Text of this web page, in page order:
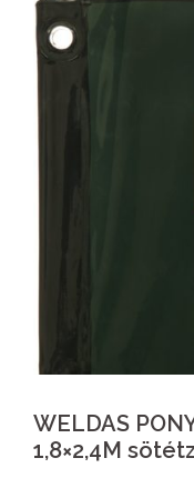
WELDAS
1,8×2,4M sötétz